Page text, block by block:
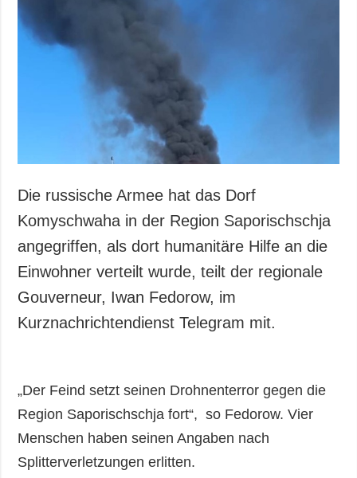
Die russische Armee hat das Dorf
Komyschwaha in der Region Saporischschja
angegriffen, als dort humanitäre Hilfe an die
Einwohner verteilt wurde, teilt der regionale
Gouverneur, Iwan Fedorow, im
Kurznachrichtendienst Telegram mit.
„Der Feind setzt seinen Drohnenterror gegen die
Region Saporischschja fort“, so Fedorow. Vier
Menschen haben seinen Angaben nach
Splitterverletzungen erlitten.